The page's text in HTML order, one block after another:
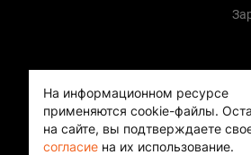
На информационном ресурсе
применяются cookie-файлы.
на сайте, вы подтверждаете
согласие на их использование.